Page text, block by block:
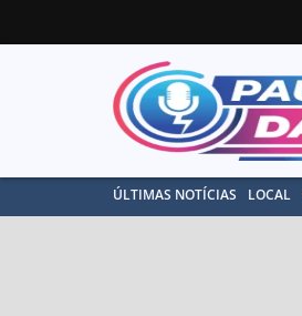
ÚLTIMAS NOTÍCIAS LOCAL